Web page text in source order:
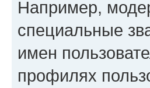
Например,
специальные
имен
профилях